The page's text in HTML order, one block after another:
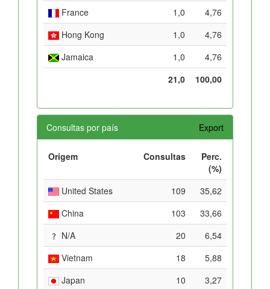
France
1,0
4,76
Hong Kong
1,0
4,76
Jamaica
1,0
4,76
21,0
100,00
Consultas por país Export
Origem Consultas
Perc.
(%)
United States
109
35,62
China
103
33,66
N/A
20
6,54
Vietnam
18
5,88
Japan
10
3,27